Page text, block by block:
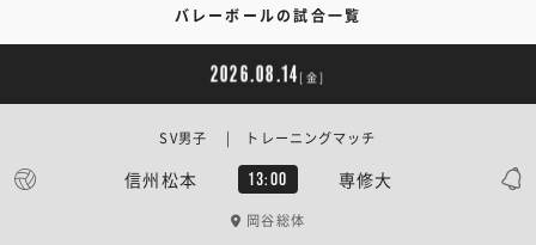
バレーボールの試合一覧
2026.08.14 [金]
信州松本 13:00 専修大
SV男子 | トレーニングマッチ
岡谷総体